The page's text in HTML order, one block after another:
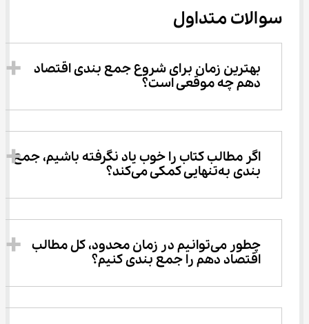
سوالات متداول
بهترین زمان برای شروع جمع بندی اقتصاد
دهم چه موقعی است؟
اگر مطالب کتاب را خوب یاد نگرفته باشیم، جمع
بندی به‌تنهایی کمکی می‌کند؟
چطور می‌توانیم در زمان محدود، کل مطالب
اقتصاد دهم را جمع بندی کنیم؟